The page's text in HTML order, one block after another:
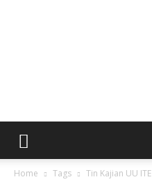
Home Tags Tin Kajian UU ITE